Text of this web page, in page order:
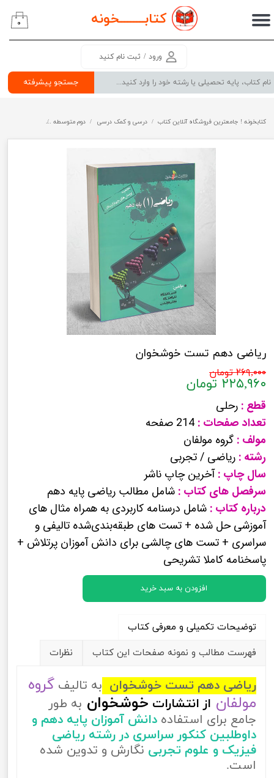
کتابــــــــخونه
جستجو پیشرفته
ورود / ثبت نام کنید
حساب کاربری من
سفارشات
۰
کتابخونه ! جامعترین فروشگاه آنلاین کتاب درسی و کمک درسی دوم متوسطه
ریاضی دهم تست خوشخوان
۲۶۹,۰۰۰ تومان
۲۲۵,۹۶۰ تومان
قطع : رحلی
تعداد صفحات : 214 صفحه
مولف : گروه مولفان
رشته : ریاضی / تجربی
سال چاپ :آخرین چاپ ناشر
سرفصل های کتاب : شامل مطالب ریاضی پایه دهم
درباره کتاب : شامل درسنامه کاربردی به همراه مثال های
آموزشی حل شده + تست های طبقه‌بندی‌شده تالیفی و
سراسری + تست های چالشی برای دانش آموزان پرتلاش +
پاسخنامه کاملا تشریحی
افزودن به سبد خرید
توضیحات تکمیلی و معرفی کتاب
فهرست مطالب و نمونه صفحات این کتاب
نظرات
ریاضی دهم تست خوشخوان به تالیف گروه
مولفان از انتشارات خوشخوان به طور
جامع برای استفاده دانش آموزان پایه دهم و
داوطلبین کنکور سراسری در رشته ریاضی
فیزیک و علوم تجربی نگارش و تدوین شده
است.